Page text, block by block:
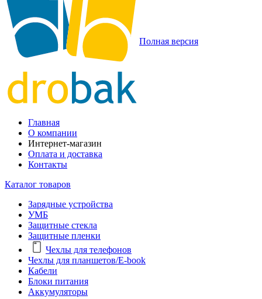
Полная версия
Главная
О компании
Интернет-магазин
Оплата и доставка
Контакты
Каталог товаров
Зарядные устройства
УМБ
Защитные стекла
Защитные пленки
Чехлы для телефонов
Чехлы для планшетов/E-book
Кабели
Блоки питания
Аккумуляторы